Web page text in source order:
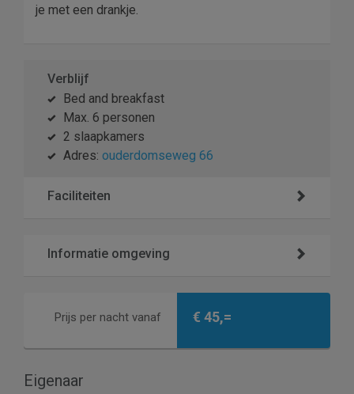
je met een drankje.
Verblijf
Bed and breakfast
Max. 6 personen
2 slaapkamers
Adres: ouderdomseweg 66
Faciliteiten
Informatie omgeving
Prijs per nacht vanaf € 45,=
Eigenaar